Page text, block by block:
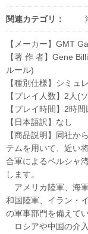
関連カテゴリ：
【メーカー】GMT
【著 作 者】Gene
ルール)
【種別仕様】シミュ
【プレイ人数】2人(
【プレイ時間】2時間
【日本語訳】なし
【商品説明】同社か
テムを用いて、近い
合軍によるペルシャ
します。
アメリカ陸軍、海
和国陸軍、イラン・
の軍事部門を備えてい
ロシアや中国の介